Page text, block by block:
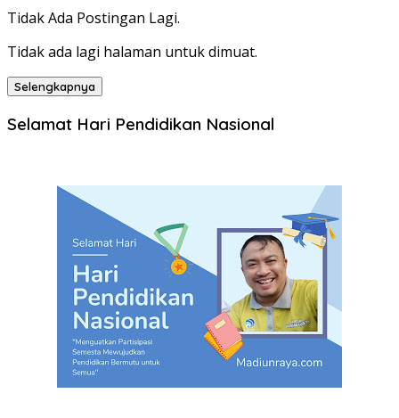
Tidak Ada Postingan Lagi.
Tidak ada lagi halaman untuk dimuat.
Selengkapnya
Selamat Hari Pendidikan Nasional